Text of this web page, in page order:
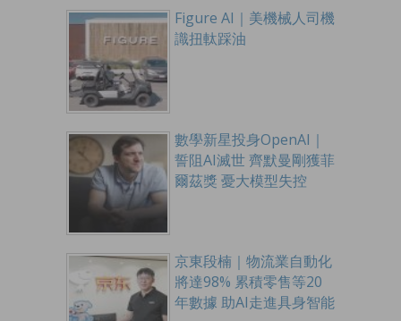
Figure AI｜美機械人司機
識扭軚踩油
數學新星投身OpenAI｜
誓阻AI滅世 齊默曼剛獲菲
爾茲獎 憂大模型失控
京東段楠｜物流業自動化
將達98% 累積零售等20
年數據 助AI走進具身智能